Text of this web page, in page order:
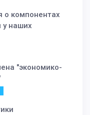
о компонентах
у наших
"экономико-